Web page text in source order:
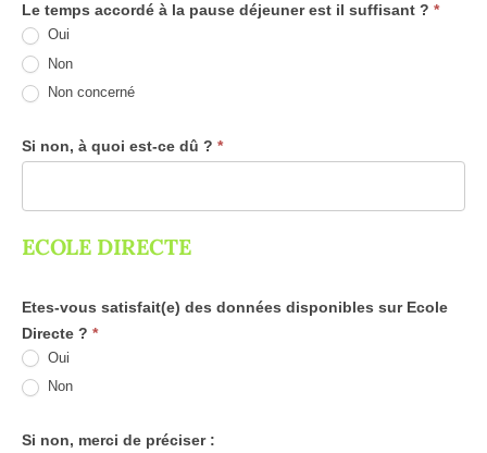
Le temps accordé à la pause déjeuner est il suffisant ? *
Oui
Non
Non concerné
Si non, à quoi est-ce dû ? *
ECOLE DIRECTE
Etes-vous satisfait(e) des données disponibles sur Ecole
Directe ? *
Oui
Non
Si non, merci de préciser :